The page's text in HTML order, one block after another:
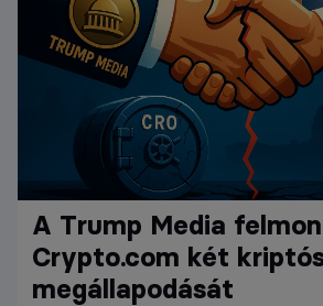
A Trump Media
Crypto.com két
megállapodását